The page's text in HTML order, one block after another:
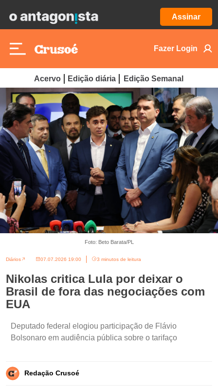
Assinar
Fazer Login
Acervo Edição diária Edição Semanal
Foto: Beto Barata/PL
Diários 07.07.2026 19:00 3 minutos de leitura
Nikolas critica Lula por deixar o
Brasil de fora das negociações com
EUA
Deputado federal elogiou participação de Flávio
Bolsonaro em audiência pública sobre o tarifaço
Redação Crusoé